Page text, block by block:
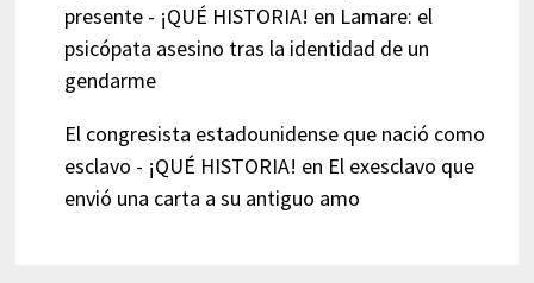
presente - ¡QUÉ HISTORIA! en Lamare: el
psicópata asesino tras la identidad de un
gendarme
El congresista estadounidense que nació como
esclavo - ¡QUÉ HISTORIA! en El exesclavo que
envió una carta a su antiguo amo